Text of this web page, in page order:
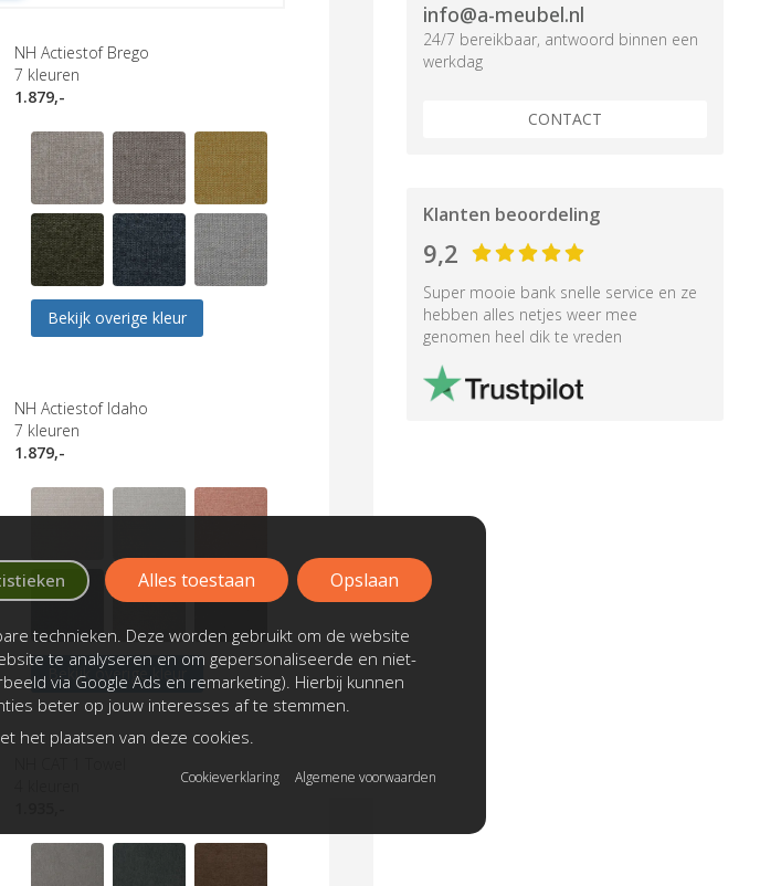
NH Actiestof Brego
7 kleuren
1.879,-
Bekijk overige kleur
NH Actiestof Idaho
7 kleuren
1.879,-
Bekijk overige kleur
info@a-meubel.nl
24/7 bereikbaar, antwoord binnen een
werkdag
CONTACT
Klanten beoordeling
9,2
Super mooie bank snelle service en ze
hebben alles netjes weer mee
genomen heel dik te vreden
technieken. Deze worden gebruikt om de website
te analyseren en om gepersonaliseerde en niet-
via Google Ads en remarketing). Hierbij kunnen
beter op jouw interesses af te stemmen.
het plaatsen van deze cookies.
Alles toestaan Opslaan
Cookieverklaring Algemene voorwaarden